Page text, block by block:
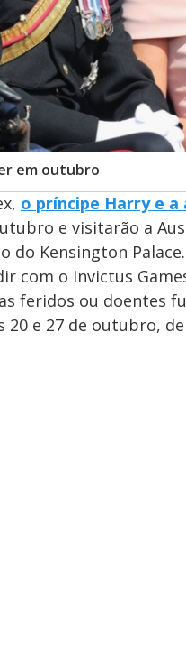
em outubro
o príncipe Harry e
e visitarão a
do Kensington Palace.
com o Invictus
feridos ou doentes
20 e 27 de outubro,